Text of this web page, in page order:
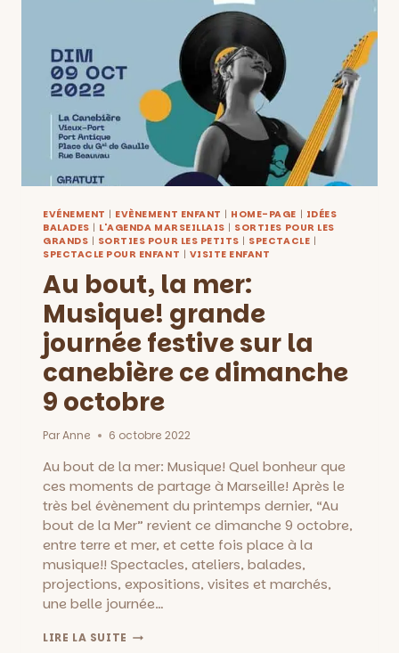
DE
RUE
EVÉNEMENT | EVÈNEMENT ENFANT | HOME-PAGE | IDÉES
BALADES | L'AGENDA MARSEILLAIS | SORTIES POUR LES
GRANDS | SORTIES POUR LES PETITS | SPECTACLE |
SPECTACLE POUR ENFANT | VISITE ENFANT
Au bout, la mer:
Musique! grande
journée festive sur la
canebière ce dimanche
9 octobre
ParAnne 6 octobre 2022
Au bout de la mer: Musique! Quel bonheur que
ces moments de partage à Marseille! Après le
très bel évènement du printemps dernier, “Au
bout de la Mer” revient ce dimanche 9 octobre,
entre terre et mer, et cette fois place à la
musique!! Spectacles, ateliers, balades,
projections, expositions, visites et marchés,
une belle journée…
LIRE LA SUITE AU